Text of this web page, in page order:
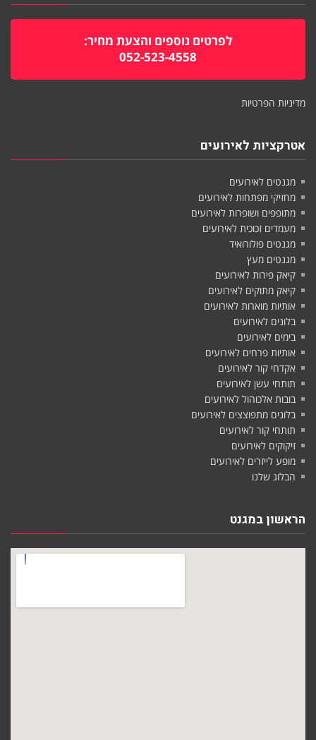
לפרטים נוספים והצעת מחיר:
052-523-4558
מדיניות הפרטיות
אטרקציות לאירועים
מגנטים לאירועים
מחזיקי מפתחות לאירועים
מתופפים ושופרות לאירועים
מעמדים זכוכית לאירועים
מגנטים פולורואיד
מגנטים מעץ
קיאק פירות לאירועים
קיאק מתוקים לאירועים
אותיות מוארות לאירועים
בלונים לאירועים
בימים לאירועים
אותיות פרחים לאירועים
אקדחי קור לאירועים
תותחי עשן לאירועים
בובות אלכוהול לאירועים
בלונים מתפוצצים לאירועים
תותחי קור לאירועים
זיקוקים לאירועים
מופע לייזרים לאירועים
הבלוג שלנו
הראשון במגנט